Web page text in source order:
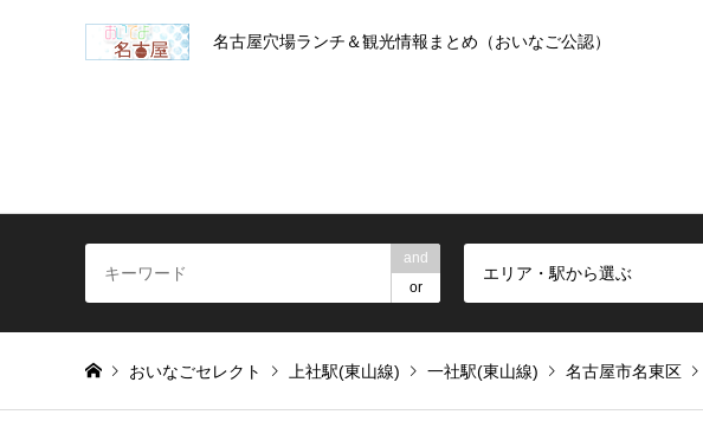
名古屋穴場ランチ＆観光情報まとめ（おいなご公認）
and
or
エリア・駅から選ぶ
おいなごセレクト 上社駅(東山線) 一社駅(東山線) 名古屋市名東区